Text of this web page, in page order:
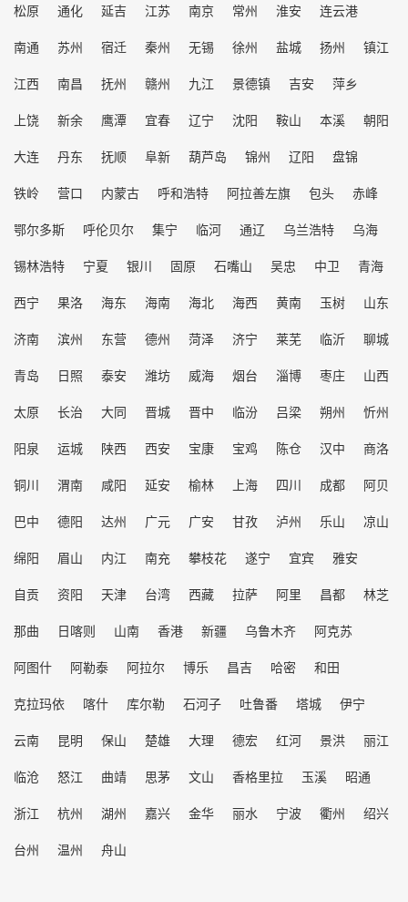
松原
通化 延吉 江苏 南京 常州 淮安
连云港
南通
苏州 宿迁 秦州 无锡 徐州 盐城 扬州
镇江
江西
南昌 抚州 赣州 九江 景德镇 吉安
萍乡
上饶
新余 鹰潭 宜春 辽宁 沈阳 鞍山 本溪
朝阳
大连
丹东 抚顺 阜新 葫芦岛 锦州 辽阳
盘锦
铁岭
营口 内蒙古 呼和浩特 阿拉善左旗 包头
赤峰
鄂尔多斯
呼伦贝尔 集宁 临河 通辽 乌兰浩特
乌海
锡林浩特
宁夏 银川 固原 石嘴山 吴忠 中卫
青海
西宁
果洛 海东 海南 海北 海西 黄南 玉树
山东
济南
滨州 东营 德州 菏泽 济宁 莱芜 临沂
聊城
青岛
日照 泰安 潍坊 威海 烟台 淄博 枣庄
山西
太原
长治 大同 晋城 晋中 临汾 吕梁 朔州
忻州
阳泉
运城 陕西 西安 宝康 宝鸡 陈仓 汉中
商洛
铜川
渭南 咸阳 延安 榆林 上海 四川 成都
阿贝
巴中
德阳 达州 广元 广安 甘孜 泸州 乐山
凉山
绵阳
眉山 内江 南充 攀枝花 遂宁 宜宾
雅安
自贡
资阳 天津 台湾 西藏 拉萨 阿里 昌都
林芝
那曲
日喀则 山南 香港 新疆 乌鲁木齐
阿克苏
阿图什
阿勒泰 阿拉尔 博乐 昌吉 哈密
和田
克拉玛依
喀什 库尔勒 石河子 吐鲁番 塔城
伊宁
云南
昆明 保山 楚雄 大理 德宏 红河 景洪
丽江
临沧
怒江 曲靖 思茅 文山 香格里拉 玉溪
昭通
浙江
杭州 湖州 嘉兴 金华 丽水 宁波 衢州
绍兴
台州
温州 舟山